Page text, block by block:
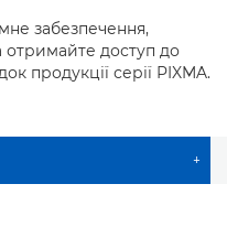
забезпечення,
отримайте доступ до
продукції серії PIXMA.
+